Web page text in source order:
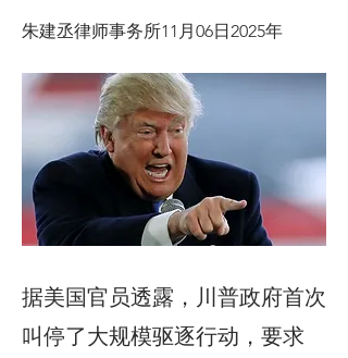
朱建丞律师事务所11月06日2025年
据美国官员透露，川普政府首次
叫停了大规模驱逐行动，要求